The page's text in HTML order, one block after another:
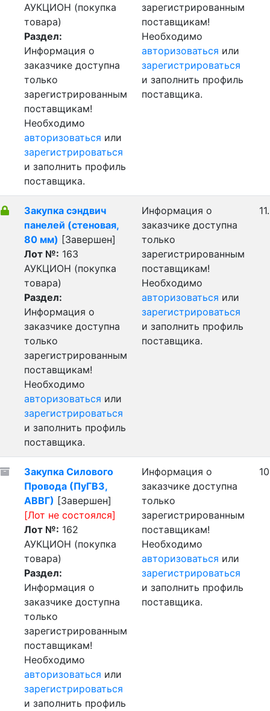
АУКЦИОН (покупка
товара)
Раздел:
Информация о
заказчике доступна
только
зарегистрированным
поставщикам!
Необходимо
авторизоваться или
зарегистрироваться
и заполнить профиль
поставщика.
зарегистрированным
поставщикам!
Необходимо
авторизоваться или
зарегистрироваться
и заполнить профиль
поставщика.
Закупка сэндвич
панелей (стеновая,
80 мм) [Завершен]
Лот №: 163
АУКЦИОН (покупка
товара)
Раздел:
Информация о
заказчике доступна
только
зарегистрированным
поставщикам!
Необходимо
авторизоваться или
зарегистрироваться
и заполнить профиль
поставщика.
Информация о
заказчике доступна
только
зарегистрированным
поставщикам!
Необходимо
авторизоваться или
зарегистрироваться
и заполнить профиль
поставщика.
Закупка Силового
Провода (ПуГВ3,
АВВГ) [Завершен]
[Лот не состоялся]
Лот №: 162
АУКЦИОН (покупка
товара)
Раздел:
Информация о
заказчике доступна
только
зарегистрированным
поставщикам!
Необходимо
авторизоваться или
зарегистрироваться
и заполнить профиль
Информация о
заказчике доступна
только
зарегистрированным
поставщикам!
Необходимо
авторизоваться или
зарегистрироваться
и заполнить профиль
поставщика.